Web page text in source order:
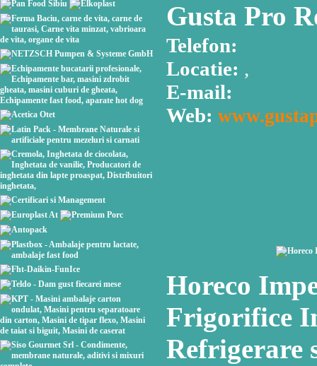
Gusta Pro
Telefon:
Locatie: ,
E-mail:
Web:
Horeco
Frigorifice
Refrigerare